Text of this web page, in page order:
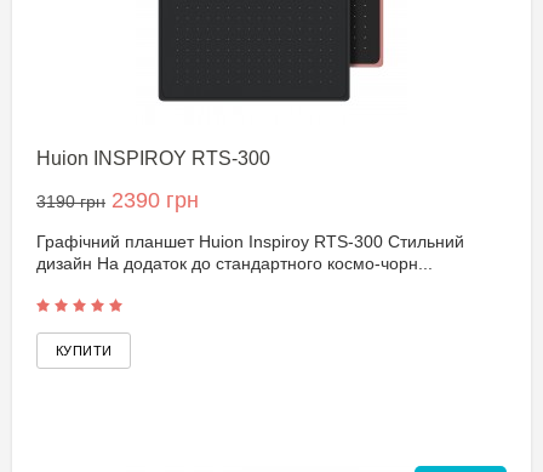
Huion INSPIROY RTS-300
3190 грн 2390 грн
Графічний планшет Huion Inspiroy RTS-300 Стильний
дизайн На додаток до стандартного космо-чорн...